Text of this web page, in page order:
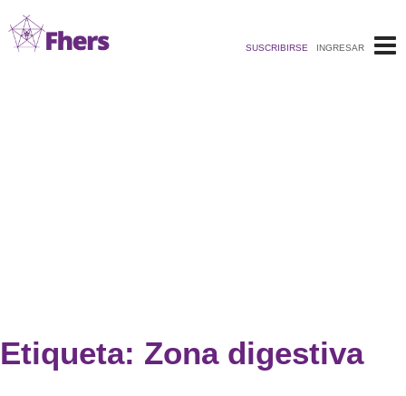
al
contenido
INGRESAR
SUSCRIBIRSE
Etiqueta: Zona digestiva